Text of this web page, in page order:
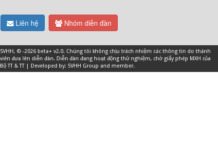
Liên hệ Nhóm diễn đàn
SVHH, © -2026 beta+ v2.0. Chúng tôi không chịu trách nhiệm các thông tin do thành
viên đưa lên diễn đàn. Diễn đàn đang hoạt động thử nghiệm, chờ giấy phép MXH của
Bộ TT & TT | Developed by: SVHH Group and member.